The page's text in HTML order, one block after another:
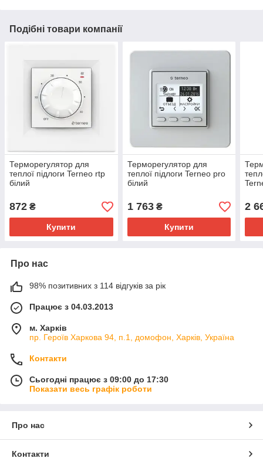
Подібні товари компанії
Терморегулятор для
теплої підлоги Terneo rtp
білий
872 ₴
Купити
Терморегулятор для
теплої підлоги Terneo pro
білий
1 763₴
Купити
2
Про нас
98% позитивних з 114 відгуків за рік
Працює з 04.03.2013
м. Харків
пр. Героїв Харкова 94, п.1, домофон, Харків, Україна
Контакти
Сьогодні працює з 09:00 до 17:30
Показати весь графік роботи
Про нас
Контакти